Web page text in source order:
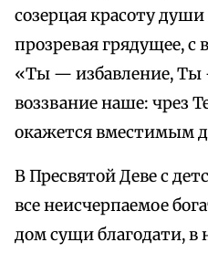
созерцая красоту
прозревая грядущее, с
«Ты — избавление, Ты
воззвание наше: чрез
окажется вместимым
В Пресвятой Деве с
все неисчерпаемое
дом сущи благодати,